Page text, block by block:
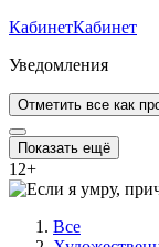
КабинетКабинет
Уведомления
Отметить все как
Показать ещё
12+
Все